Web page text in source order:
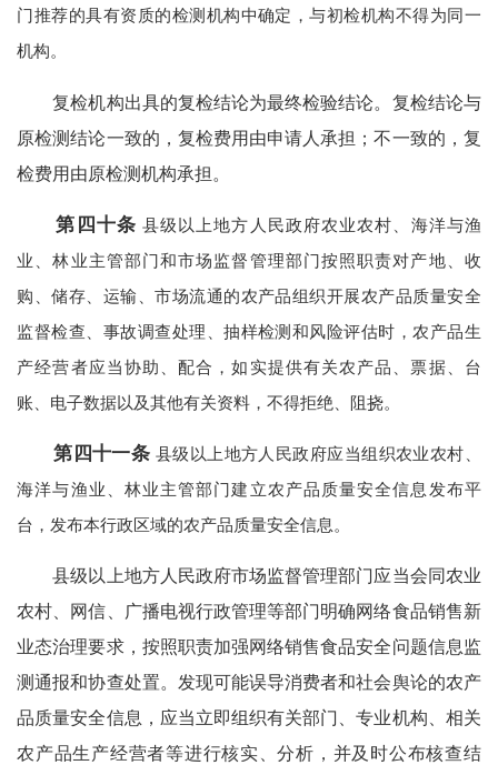
门推荐的具有资质的检测机构中确定，与初检机构不得为同一
机构。
复检机构出具的复检结论为最终检验结论。复检结论与
原检测结论一致的，复检费用由申请人承担；不一致的，复
检费用由原检测机构承担。
第四十条 县级以上地方人民政府农业农村、海洋与渔
业、林业主管部门和市场监督管理部门按照职责对产地、收
购、储存、运输、市场流通的农产品组织开展农产品质量安全
监督检查、事故调查处理、抽样检测和风险评估时，农产品生
产经营者应当协助、配合，如实提供有关农产品、票据、台
账、电子数据以及其他有关资料，不得拒绝、阻挠。
第四十一条 县级以上地方人民政府应当组织农业农村、
海洋与渔业、林业主管部门建立农产品质量安全信息发布平
台，发布本行政区域的农产品质量安全信息。
县级以上地方人民政府市场监督管理部门应当会同农业
农村、网信、广播电视行政管理等部门明确网络食品销售新
业态治理要求，按照职责加强网络销售食品安全问题信息监
测通报和协查处置。发现可能误导消费者和社会舆论的农产
品质量安全信息，应当立即组织有关部门、专业机构、相关
农产品生产经营者等进行核实、分析，并及时公布核查结